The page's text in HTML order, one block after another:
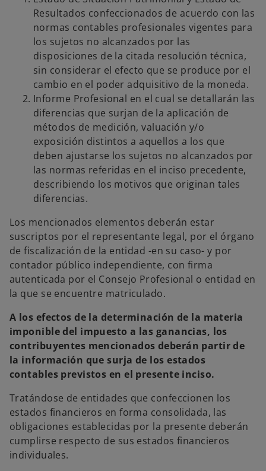
Resultados confeccionados de acuerdo con las
normas contables profesionales vigentes para
los sujetos no alcanzados por las
disposiciones de la citada resolución técnica,
sin considerar el efecto que se produce por el
cambio en el poder adquisitivo de la moneda.
Informe Profesional en el cual se detallarán las
diferencias que surjan de la aplicación de
métodos de medición, valuación y/o
exposición distintos a aquellos a los que
deben ajustarse los sujetos no alcanzados por
las normas referidas en el inciso precedente,
describiendo los motivos que originan tales
diferencias.
Los mencionados elementos deberán estar
suscriptos por el representante legal, por el órgano
de fiscalización de la entidad -en su caso- y por
contador público independiente, con firma
autenticada por el Consejo Profesional o entidad en
la que se encuentre matriculado.
A los efectos de la determinación de la materia
imponible del impuesto a las ganancias, los
contribuyentes mencionados deberán partir de
la información que surja de los estados
contables previstos en el presente inciso.
Tratándose de entidades que confeccionen los
estados financieros en forma consolidada, las
obligaciones establecidas por la presente deberán
cumplirse respecto de sus estados financieros
individuales.